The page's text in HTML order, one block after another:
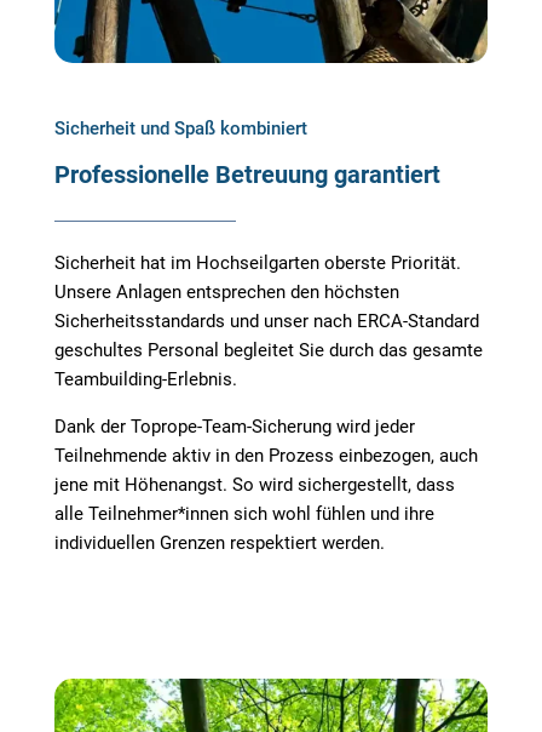
Sicherheit und Spaß kombiniert
Professionelle Betreuung garantiert
Sicherheit hat im Hochseilgarten oberste Priorität.
Unsere Anlagen entsprechen den höchsten
Sicherheitsstandards und unser nach ERCA-Standard
geschultes Personal begleitet Sie durch das gesamte
Teambuilding-Erlebnis.
Dank der Toprope-Team-Sicherung wird jeder
Teilnehmende aktiv in den Prozess einbezogen, auch
jene mit Höhenangst. So wird sichergestellt, dass
alle Teilnehmer*innen sich wohl fühlen und ihre
individuellen Grenzen respektiert werden.